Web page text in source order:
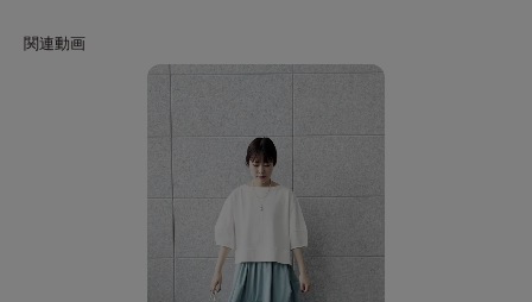
タック部分が生む立体感が、動くたびに変化を楽しませてくれます。
シーズンレスで着用できる柔軟性があり、ワードローブに加えると着こなし
の幅が広がるアイテムです。
モデル身長：164cm 着用サイズ：38（M）